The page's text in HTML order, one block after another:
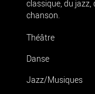
classique, du jazz,
chanson.
Théâtre
Danse
Jazz/Musiques